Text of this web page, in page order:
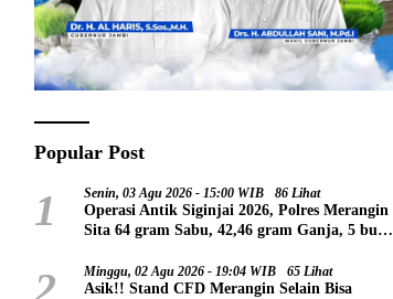
Popular Post
1 Senin, 03 Agu 2026 - 15:00 WIB 86 Lihat
Operasi Antik Siginjai 2026, Polres Merangin
Sita 64 gram Sabu, 42,46 gram Ganja, 5 butir
2 Minggu, 02 Agu 2026 - 19:04 WIB 65 Lihat
Asik!! Stand CFD Merangin Selain Bisa